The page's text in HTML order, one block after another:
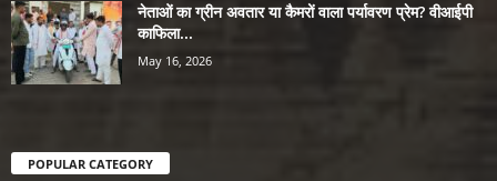
नेताओं का ग्रीन अवतार या कैमरों वाला पर्यावरण प्रेम? वीआईपी
काफिला...
May 16, 2026
POPULAR CATEGORY